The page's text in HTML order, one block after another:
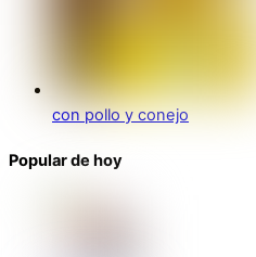
con pollo y conejo
Popular de hoy